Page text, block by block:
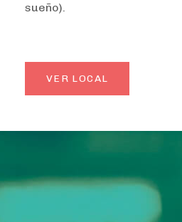
sueño).
VER LOCAL